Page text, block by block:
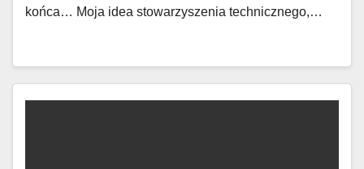
końca… Moja idea stowarzyszenia technicznego,…